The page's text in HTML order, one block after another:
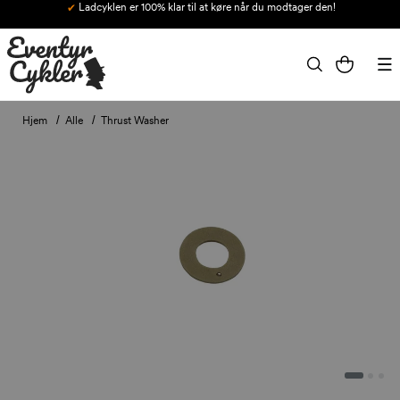
Alle ladcykler bliver leveret inklusiv puder, seler og kaleche - ingen ekstra
Indkøbskurv
Hjem Alle Thrust Washer